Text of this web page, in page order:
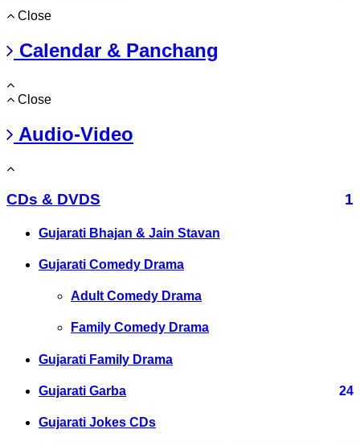
Close
Calendar & Panchang
Close
Audio-Video
CDs & DVDS 1
Gujarati Bhajan & Jain Stavan
Gujarati Comedy Drama
Adult Comedy Drama
Family Comedy Drama
Gujarati Family Drama
Gujarati Garba 24
Gujarati Jokes CDs